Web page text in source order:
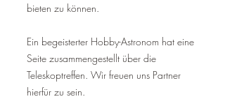
bieten zu können.
Ein begeisterter Hobby-Astronom hat eine
Seite zusammengestellt über die
Teleskoptreffen. Wir freuen uns Partner
hierfür zu sein.